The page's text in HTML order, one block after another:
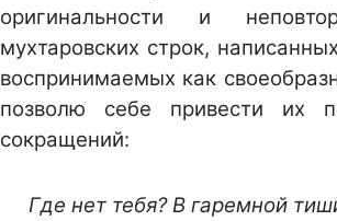
оригинальности и
мухтаровских строк,
воспринимаемых как
позволю себе привести их
сокращений:
Где нет тебя? В гаремной